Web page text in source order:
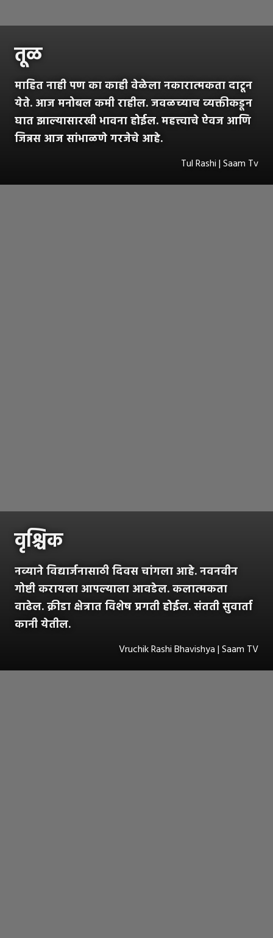
तूळ
माहित नाही पण का काही वेळेला नकारात्मकता दाटून
येते. आज मनोबल कमी राहील. जवळच्याच व्यक्तीकडून
घात झाल्यासारखी भावना होईल. महत्त्वाचे ऐवज आणि
जिन्नस आज सांभाळणे गरजेचे आहे.
Tul Rashi | Saam Tv
वृश्चिक
नव्याने विद्यार्जनासाठी दिवस चांगला आहे. नवनवीन
गोष्टी करायला आपल्याला आवडेल. कलात्मकता
वाढेल. क्रीडा क्षेत्रात विशेष प्रगती होईल. संतती सुवार्ता
कानी येतील.
Vruchik Rashi Bhavishya | Saam TV